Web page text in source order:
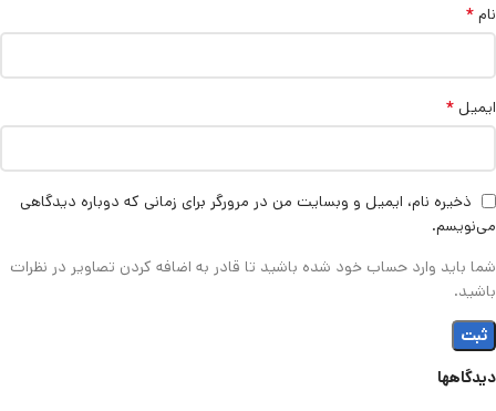
دیدگاهها
نام *
ایمیل *
ذخیره نام، ایمیل و وبسایت من در مرورگر برای زمانی که دوباره دیدگاهی
می‌نویسم.
شما باید وارد حساب خود شده باشید تا قادر به اضافه کردن تصاویر در نظرات
باشید.